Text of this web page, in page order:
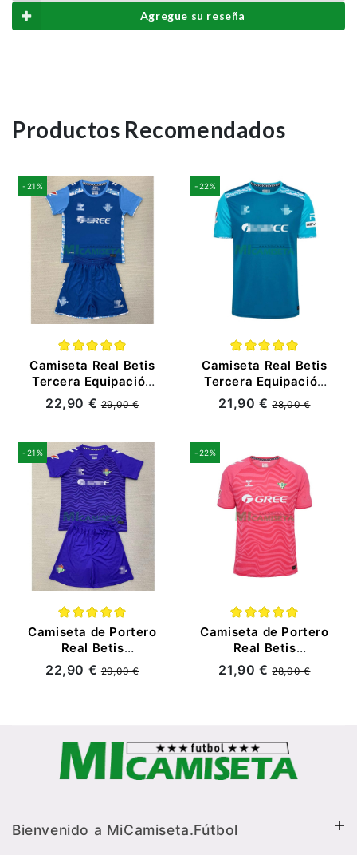
Agregue su reseña
Productos Recomendados
-21%
Camiseta Real Betis
Tercera Equipación
2024/2025 Niño Kit
22,90 €29,00 €
-22%
Camiseta Real Betis
Tercera Equipación
2024/2025
21,90 €28,00 €
-21%
Camiseta de Portero
Real Betis
2024/2025 Niño Kit
Morado
22,90 €29,00 €
-22%
Camiseta de Portero
Real Betis
2024/2025 Rosa
21,90 €28,00 €
Bienvenido a MiCamiseta.Fútbol